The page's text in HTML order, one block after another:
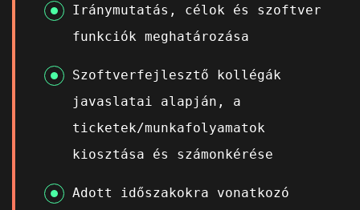
Iránymutatás, célok és szoftver
funkciók meghatározása
Szoftverfejlesztő kollégák
javaslatai alapján, a
ticketek/munkafolyamatok
kiosztása és számonkérése
Adott időszakokra vonatkozó